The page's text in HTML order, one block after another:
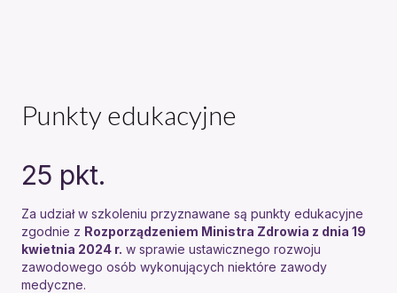
Punkty edukacyjne
25 pkt.
Za udział w szkoleniu przyznawane są punkty edukacyjne
zgodnie z Rozporządzeniem Ministra Zdrowia z dnia 19
kwietnia 2024 r. w sprawie ustawicznego rozwoju
zawodowego osób wykonujących niektóre zawody
medyczne.